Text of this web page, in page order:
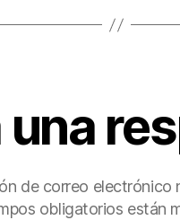
una
de correo electrónico
obligatorios están